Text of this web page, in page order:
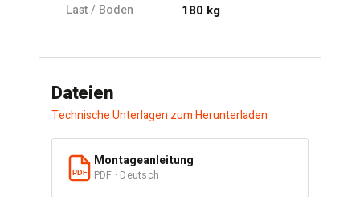
Last / Boden 180 kg
Dateien
Technische Unterlagen zum Herunterladen
PDF
Montageanleitung
PDF · Deutsch